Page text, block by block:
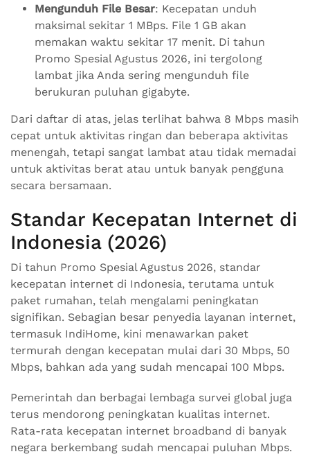
Mengunduh File Besar: Kecepatan unduh
maksimal sekitar 1 MBps. File 1 GB akan
memakan waktu sekitar 17 menit. Di tahun
Promo Spesial Agustus 2026, ini tergolong
lambat jika Anda sering mengunduh file
berukuran puluhan gigabyte.
Dari daftar di atas, jelas terlihat bahwa 8 Mbps masih
cepat untuk aktivitas ringan dan beberapa aktivitas
menengah, tetapi sangat lambat atau tidak memadai
untuk aktivitas berat atau untuk banyak pengguna
secara bersamaan.
Standar Kecepatan Internet di
Indonesia (2026)
Di tahun Promo Spesial Agustus 2026, standar
kecepatan internet di Indonesia, terutama untuk
paket rumahan, telah mengalami peningkatan
signifikan. Sebagian besar penyedia layanan internet,
termasuk IndiHome, kini menawarkan paket
termurah dengan kecepatan mulai dari 30 Mbps, 50
Mbps, bahkan ada yang sudah mencapai 100 Mbps.
Pemerintah dan berbagai lembaga survei global juga
terus mendorong peningkatan kualitas internet.
Rata-rata kecepatan internet broadband di banyak
negara berkembang sudah mencapai puluhan Mbps.